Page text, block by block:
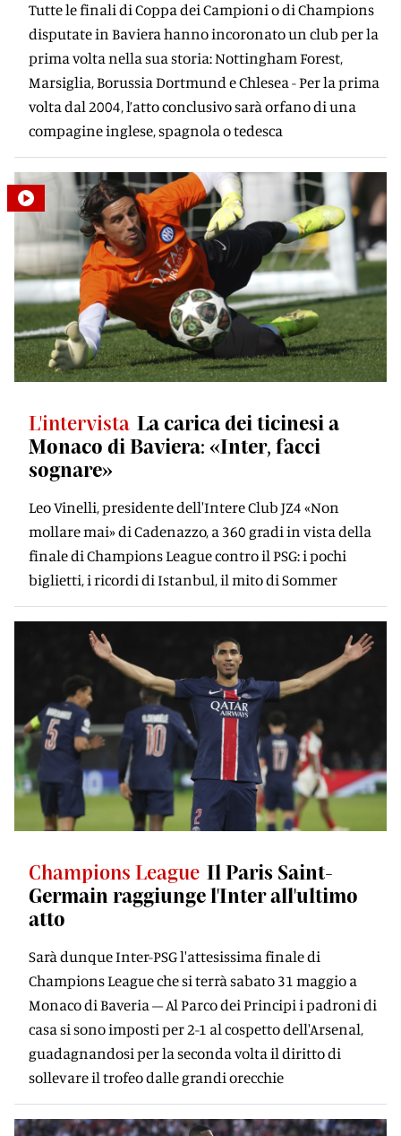
Tutte le finali di Coppa dei Campioni o di Champions
disputate in Baviera hanno incoronato un club per la
prima volta nella sua storia: Nottingham Forest,
Marsiglia, Borussia Dortmund e Chlesea - Per la prima
volta dal 2004, l’atto conclusivo sarà orfano di una
compagine inglese, spagnola o tedesca
L'intervista La carica dei ticinesi a
Monaco di Baviera: «Inter, facci
sognare»
Leo Vinelli, presidente dell'Intere Club JZ4 «Non
mollare mai» di Cadenazzo, a 360 gradi in vista della
finale di Champions League contro il PSG: i pochi
biglietti, i ricordi di Istanbul, il mito di Sommer
Champions League Il Paris Saint-
Germain raggiunge l'Inter all'ultimo
atto
Sarà dunque Inter-PSG l'attesissima finale di
Champions League che si terrà sabato 31 maggio a
Monaco di Baveria – Al Parco dei Principi i padroni di
casa si sono imposti per 2-1 al cospetto dell'Arsenal,
guadagnandosi per la seconda volta il diritto di
sollevare il trofeo dalle grandi orecchie